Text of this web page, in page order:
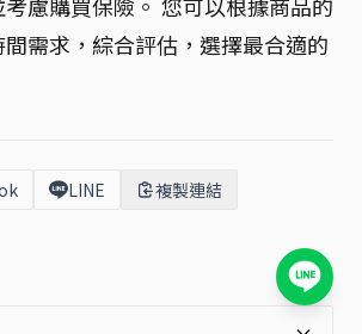
需求，綜合評估，選擇最合適的
LINE 複製連結